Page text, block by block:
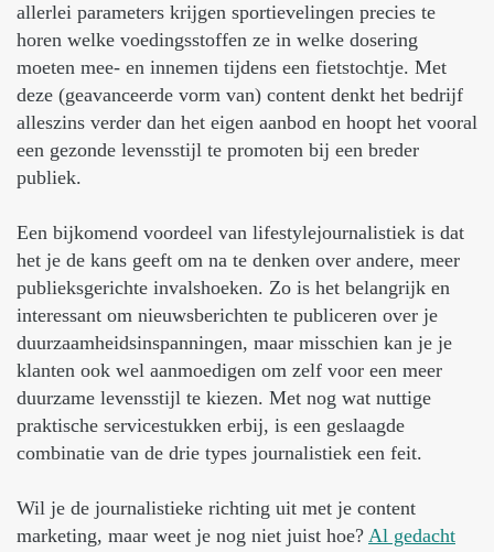
allerlei parameters krijgen sportievelingen precies te
horen welke voedingsstoffen ze in welke dosering
moeten mee- en innemen tijdens een fietstochtje. Met
deze (geavanceerde vorm van) content denkt het bedrijf
alleszins verder dan het eigen aanbod en hoopt het vooral
een gezonde levensstijl te promoten bij een breder
publiek.
Een bijkomend voordeel van lifestylejournalistiek is dat
het je de kans geeft om na te denken over andere, meer
publieksgerichte invalshoeken. Zo is het belangrijk en
interessant om nieuwsberichten te publiceren over je
duurzaamheidsinspanningen, maar misschien kan je je
klanten ook wel aanmoedigen om zelf voor een meer
duurzame levensstijl te kiezen. Met nog wat nuttige
praktische servicestukken erbij, is een geslaagde
combinatie van de drie types journalistiek een feit.
Wil je de journalistieke richting uit met je content
marketing, maar weet je nog niet juist hoe? Al gedacht